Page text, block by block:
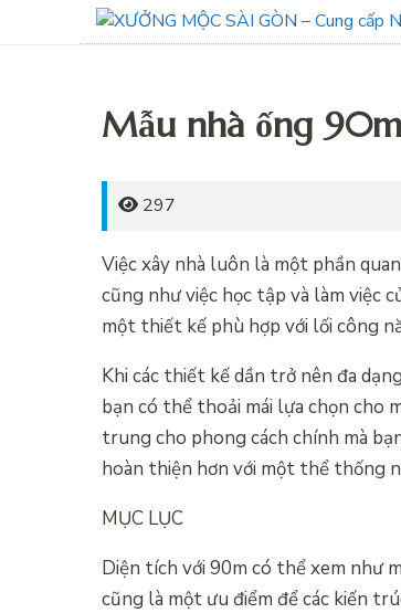
Mẫu nhà ống
297
Việc xây nhà luôn là một phần
cũng như việc học tập và làm việc
một thiết kế phù hợp với lối công
Khi các thiết kế dần trở nên đa
bạn có thể thoải mái lựa chọn cho
trung cho phong cách chính mà
hoàn thiện hơn với một thể thống
MỤC LỤC
Diện tích với 90m có thể xem như
cũng là một ưu điểm để các kiến